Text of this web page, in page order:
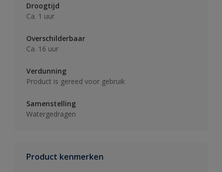
Droogtijd
Ca. 1 uur
Overschilderbaar
Ca. 16 uur
Verdunning
Product is gereed voor gebruik
Samenstelling
Watergedragen
Product kenmerken